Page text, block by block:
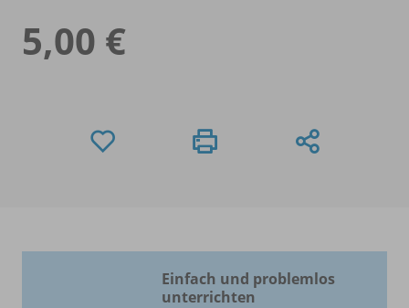
5,00 €
Einfach und problemlos
unterrichten